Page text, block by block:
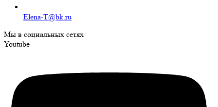
Elena-T@bk.ru
Мы в социальных сетях
Youtube